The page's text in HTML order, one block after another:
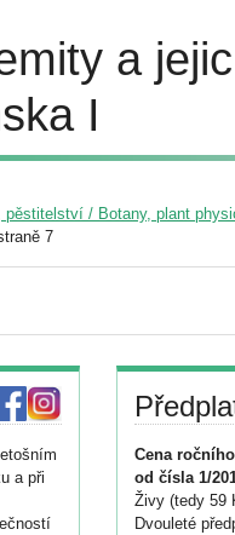
a
I
pěstitelství / Botany, plant
7
a při
Cena
od čísla 1/
Živy (tedy 59
Dvouleté